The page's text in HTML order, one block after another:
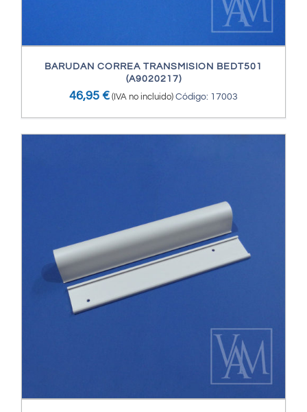
BARUDAN CORREA TRANSMISION BEDT501
(A9020217)
46,95 € (IVA no incluido) Código: 17003